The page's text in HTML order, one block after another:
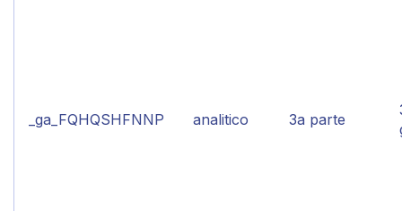
_ga_FQHQSHFNNP analitico 3a parte